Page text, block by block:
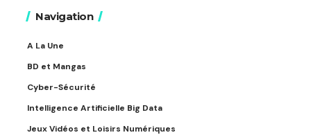
Navigation
A La Une
BD et Mangas
Cyber-Sécurité
Intelligence Artificielle Big Data
Jeux Vidéos et Loisirs Numériques